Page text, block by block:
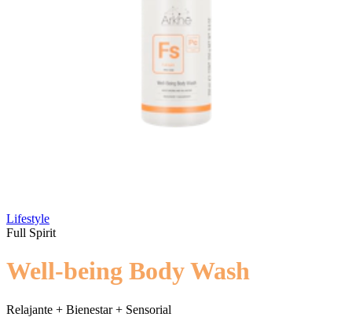
Lifestyle
Full Spirit
Well-being Body Wash
Relajante + Bienestar + Sensorial